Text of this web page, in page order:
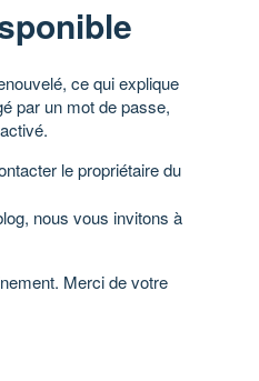
ce qui explique
par un mot de passe,
le propriétaire du
nous vous invitons à
Merci de votre